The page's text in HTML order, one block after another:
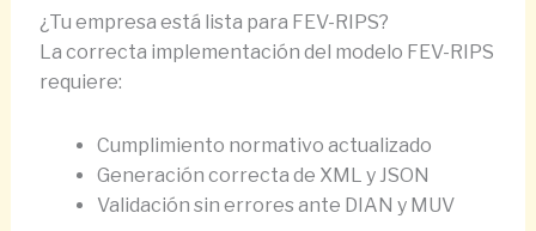
¿Tu empresa está lista para FEV-RIPS?
La correcta implementación del modelo FEV-RIPS
requiere:
Cumplimiento normativo actualizado
Generación correcta de XML y JSON
Validación sin errores ante DIAN y MUV